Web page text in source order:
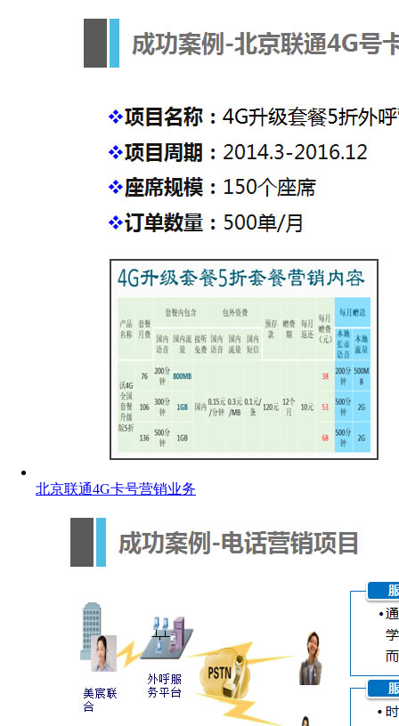
北京联通4G卡号营销业务